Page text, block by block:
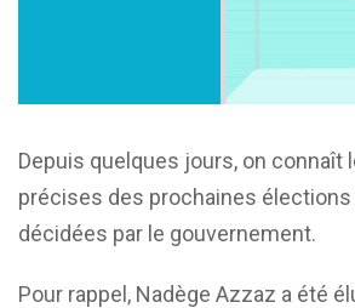
Depuis quelques jours, on connaît
précises des prochaines
décidées par le gouvernement.
Pour rappel, Nadège Azzaz a été